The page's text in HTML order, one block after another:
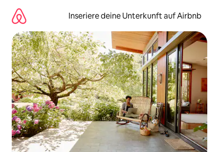
Inhalten
springen
Inseriere deine Unterkunft auf Airbnb